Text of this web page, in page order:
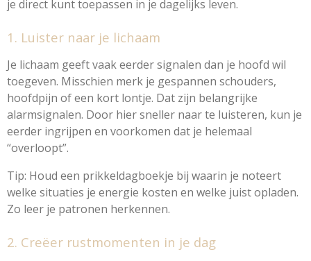
je direct kunt toepassen in je dagelijks leven.
1. Luister naar je lichaam
Je lichaam geeft vaak eerder signalen dan je hoofd wil
toegeven. Misschien merk je gespannen schouders,
hoofdpijn of een kort lontje. Dat zijn belangrijke
alarmsignalen. Door hier sneller naar te luisteren, kun je
eerder ingrijpen en voorkomen dat je helemaal
“overloopt”.
Tip: Houd een prikkeldagboekje bij waarin je noteert
welke situaties je energie kosten en welke juist opladen.
Zo leer je patronen herkennen.
2. Creëer rustmomenten in je dag